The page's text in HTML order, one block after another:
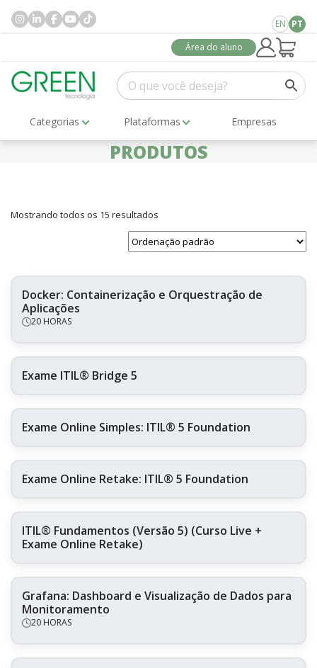
EN PT
Área do aluno
Categorias Plataformas Empresas
PRODUTOS
Mostrando todos os 15 resultados
Docker: Containerização e Orquestração de
Aplicações
20 HORAS
Exame ITIL® Bridge 5
Exame Online Simples: ITIL® 5 Foundation
Exame Online Retake: ITIL® 5 Foundation
ITIL® Fundamentos (Versão 5) (Curso Live +
Exame Online Retake)
Grafana: Dashboard e Visualização de Dados para
Monitoramento
20 HORAS